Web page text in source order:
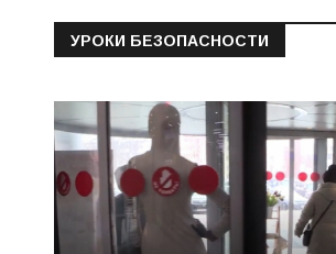
УРОКИ БЕЗОПАСНОСТИ